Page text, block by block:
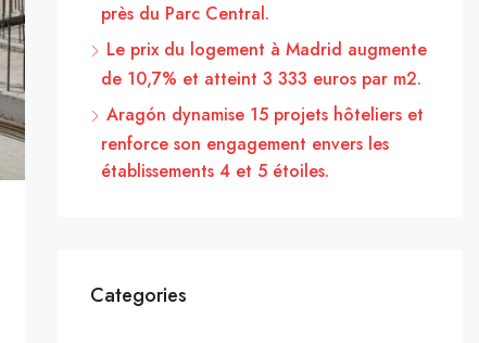
près du Parc Central.
Le prix du logement à Madrid augmente
de 10,7% et atteint 3 333 euros par m2.
Aragón dynamise 15 projets hôteliers et
renforce son engagement envers les
établissements 4 et 5 étoiles.
Categories